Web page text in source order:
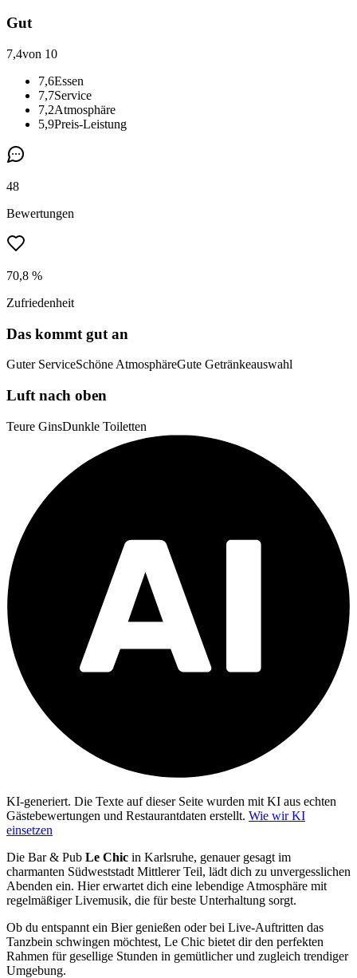
Gut
7,4von 10
7,6Essen
7,7Service
7,2Atmosphäre
5,9Preis-Leistung
48
Bewertungen
70,8 %
Zufriedenheit
Das kommt gut an
Guter ServiceSchöne AtmosphäreGute Getränkeauswahl
Luft nach oben
Teure GinsDunkle Toiletten
KI-generiert. Die Texte auf dieser Seite wurden mit KI aus echten
Gästebewertungen und Restaurantdaten erstellt. Wie wir KI
einsetzen
Die Bar & Pub Le Chic in Karlsruhe, genauer gesagt im
charmanten Südweststadt Mittlerer Teil, lädt dich zu unvergesslichen
Abenden ein. Hier erwartet dich eine lebendige Atmosphäre mit
regelmäßiger Livemusik, die für beste Unterhaltung sorgt.
Ob du entspannt ein Bier genießen oder bei Live-Auftritten das
Tanzbein schwingen möchtest, Le Chic bietet dir den perfekten
Rahmen für gesellige Stunden in gemütlicher und zugleich trendiger
Umgebung.